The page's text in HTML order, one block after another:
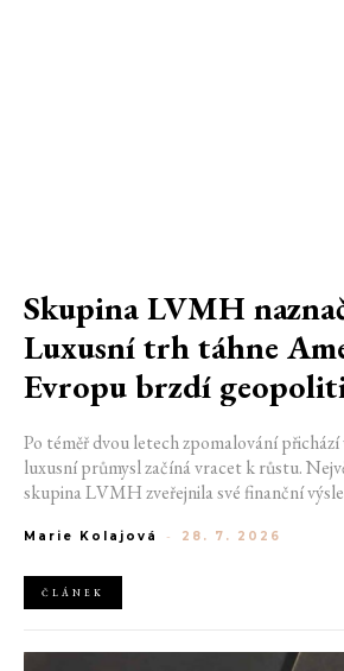
Skupina LVMH
Luxusní trh táhne
Evropu brzdí
Po téměř dvou letech zpomalování přichází
luxusní průmysl začíná vracet k růstu.
skupina LVMH zveřejnila své finanční
růstu v nejdůležitější módní divizi. Přestože
naznačují, že nejhorší období by mohlo být
Marie Kolajová - 28. 7. 2026
ČLÁNEK